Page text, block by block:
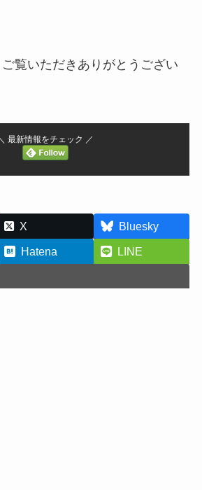
覧いただきありがとうござい
最新情報をチェック ／
X
Bluesky
Hatena
LINE